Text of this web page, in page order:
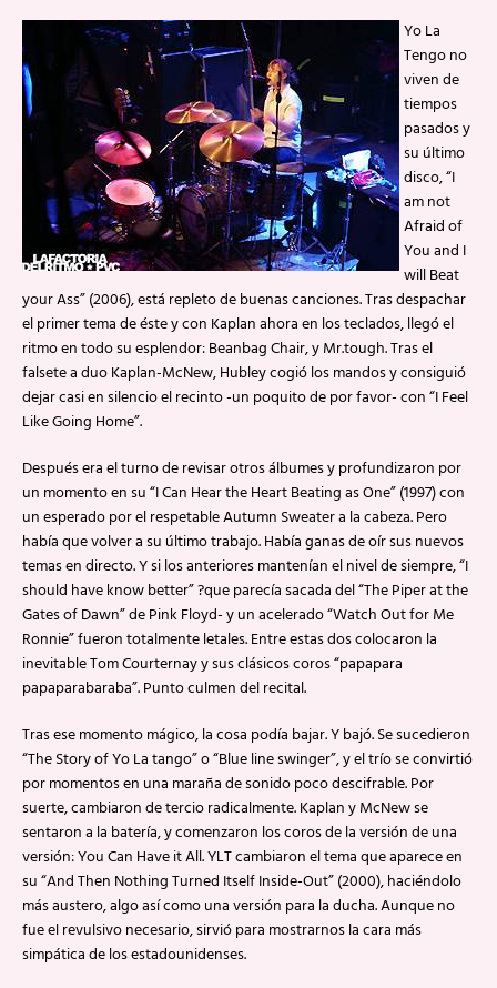
Yo La
Tengo no
viven de
tiempos
pasados y
su último
disco, “I
am not
Afraid of
You and I
will Beat
your Ass” (2006), está repleto de buenas canciones. Tras despachar
el primer tema de éste y con Kaplan ahora en los teclados, llegó el
ritmo en todo su esplendor: Beanbag Chair, y Mr.tough. Tras el
falsete a duo Kaplan-McNew, Hubley cogió los mandos y consiguió
dejar casi en silencio el recinto -un poquito de por favor- con “I Feel
Like Going Home”.
Después era el turno de revisar otros álbumes y profundizaron por
un momento en su “I Can Hear the Heart Beating as One” (1997) con
un esperado por el respetable Autumn Sweater a la cabeza. Pero
había que volver a su último trabajo. Había ganas de oír sus nuevos
temas en directo. Y si los anteriores mantenían el nivel de siempre, “I
should have know better” ?que parecía sacada del “The Piper at the
Gates of Dawn” de Pink Floyd- y un acelerado “Watch Out for Me
Ronnie” fueron totalmente letales. Entre estas dos colocaron la
inevitable Tom Courternay y sus clásicos coros “papapara
papaparabaraba”. Punto culmen del recital.
Tras ese momento mágico, la cosa podía bajar. Y bajó. Se sucedieron
“The Story of Yo La tango” o “Blue line swinger”, y el trío se convirtió
por momentos en una maraña de sonido poco descifrable. Por
suerte, cambiaron de tercio radicalmente. Kaplan y McNew se
sentaron a la batería, y comenzaron los coros de la versión de una
versión: You Can Have it All. YLT cambiaron el tema que aparece en
su “And Then Nothing Turned Itself Inside-Out” (2000), haciéndolo
más austero, algo así como una versión para la ducha. Aunque no
fue el revulsivo necesario, sirvió para mostrarnos la cara más
simpática de los estadounidenses.